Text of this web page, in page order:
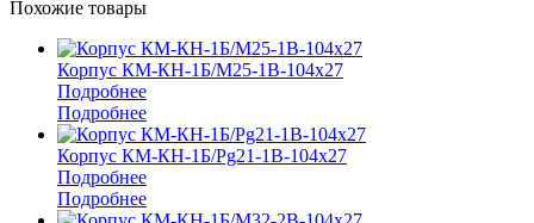
Похожие товары
Корпус КМ-КН-1Б/М25-1В-104х27
Подробнее
Подробнее
Корпус КМ-КН-1Б/Pg21-1В-104х27
Подробнее
Подробнее